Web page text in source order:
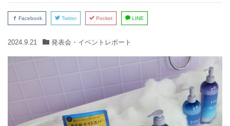
Facebook Twitter Pocket LINE
2024.9.21 発表会・イベントレポート